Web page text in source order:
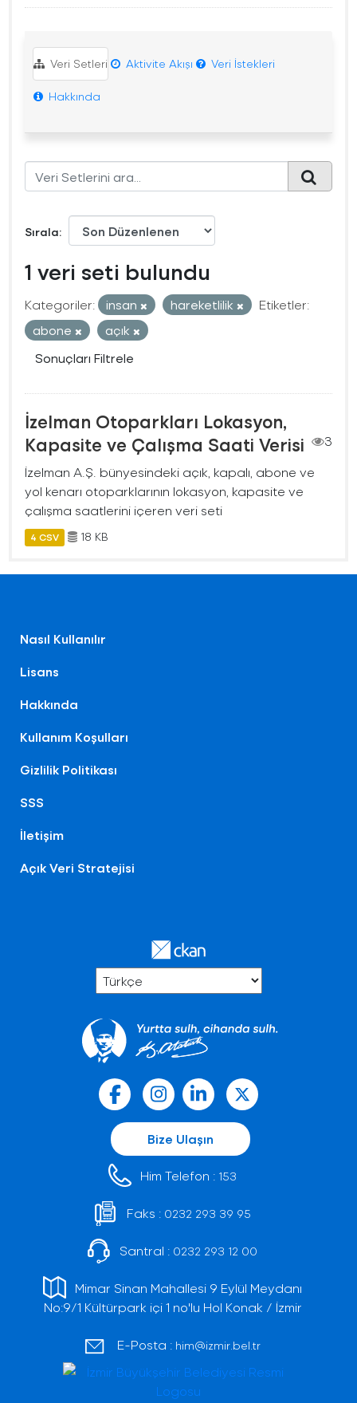
Veri Setleri Aktivite Akışı Veri İstekleri
Hakkında
Sırala
1 veri seti bulundu
Kategoriler: insan hareketlilik
Etiketler:
abone
açık
Sonuçları Filtrele
İzelman Otoparkları Lokasyon,
Kapasite ve Çalışma Saati Verisi
3
İzelman A.Ş. bünyesindeki açık, kapalı, abone ve
yol kenarı otoparklarının lokasyon, kapasite ve
çalışma saatlerini içeren veri seti
4 CSV 18 KB
Nasıl Kullanılır
Lisans
Hakkında
Kullanım Koşulları
Gizlilik Politikası
SSS
İletişim
Açık Veri Stratejisi
Bize Ulaşın
Him Telefon : 153
Faks : 0232 293 39 95
Santral : 0232 293 12 00
Mimar Sinan Mahallesi 9 Eylül Meydanı
No:9/1 Kültürpark içi 1 no'lu Hol Konak / İzmir
E-Posta : him@izmir.bel.tr